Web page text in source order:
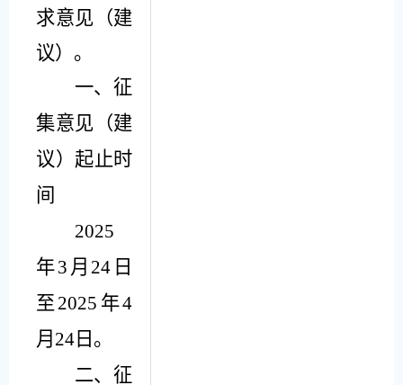
求意见（建
议）。
一、征
集意见（建
议）起止时
间
2025
年3 月 24 日
至 2025 年4
月 24 日。
二、征